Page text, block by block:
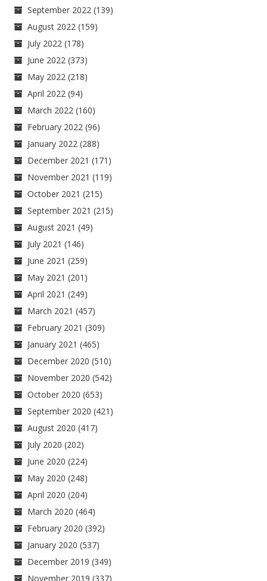
September 2022 (139)
August 2022 (159)
July 2022 (178)
June 2022 (373)
May 2022 (218)
April 2022 (94)
March 2022 (160)
February 2022 (96)
January 2022 (288)
December 2021 (171)
November 2021 (119)
October 2021 (215)
September 2021 (215)
August 2021 (49)
July 2021 (146)
June 2021 (259)
May 2021 (201)
April 2021 (249)
March 2021 (457)
February 2021 (309)
January 2021 (465)
December 2020 (510)
November 2020 (542)
October 2020 (653)
September 2020 (421)
August 2020 (417)
July 2020 (202)
June 2020 (224)
May 2020 (248)
April 2020 (204)
March 2020 (464)
February 2020 (392)
January 2020 (537)
December 2019 (349)
November 2019 (337)